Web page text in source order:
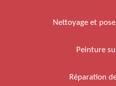
Nettoyage et
Peinture
Réparation